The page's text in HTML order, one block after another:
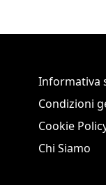
Informativa
Condizioni
Cookie
Chi Siamo